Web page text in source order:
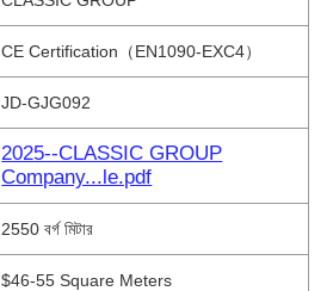
CE Certification（EN1090-EXC4）
JD-GJG092
2025--CLASSIC GROUP
Company...le.pdf
2550 বর্গ মিটার
$46-55 Square Meters